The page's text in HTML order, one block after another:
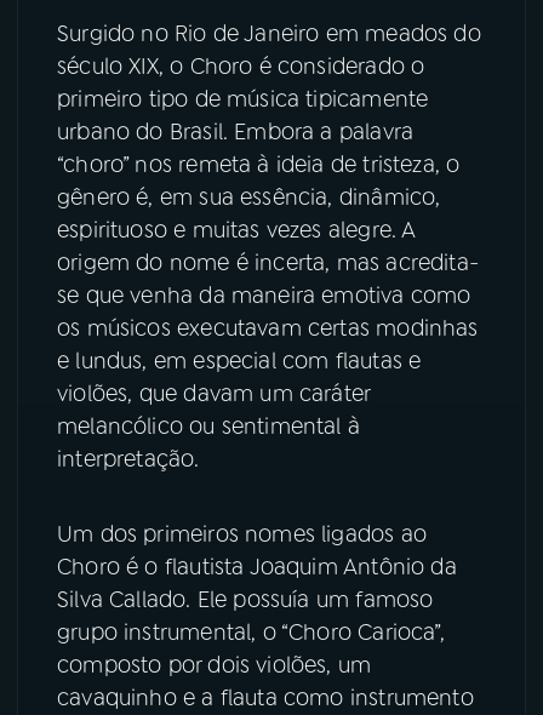
YouTube Facebook
Instagram X
TikTok
Surgido no Rio de Janeiro em meados do
século XIX, o Choro é considerado o
primeiro tipo de música tipicamente
urbano do Brasil. Embora a palavra
“choro” nos remeta à ideia de tristeza, o
gênero é, em sua essência, dinâmico,
espirituoso e muitas vezes alegre. A
origem do nome é incerta, mas acredita-
se que venha da maneira emotiva como
os músicos executavam certas modinhas
e lundus, em especial com flautas e
violões, que davam um caráter
melancólico ou sentimental à
interpretação.
Um dos primeiros nomes ligados ao
Choro é o flautista Joaquim Antônio da
Silva Callado. Ele possuía um famoso
grupo instrumental, o “Choro Carioca”,
composto por dois violões, um
cavaquinho e a flauta como instrumento